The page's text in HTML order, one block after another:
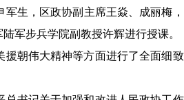
生，区政协副主席王焱、成丽梅
军步兵学院副教授许辉进行授课。
朝伟大精神等方面进行了全面细